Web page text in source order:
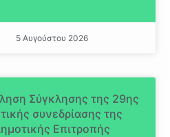
5 Αυγούστου 2026
Σύγκλησης της 29ης
συνεδρίασης της
Επιτροπής